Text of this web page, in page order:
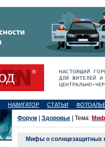
НАВИГАТОР СТАТЬИ
Форум Здоровье | Тема:
Мифы о солнцезащитных